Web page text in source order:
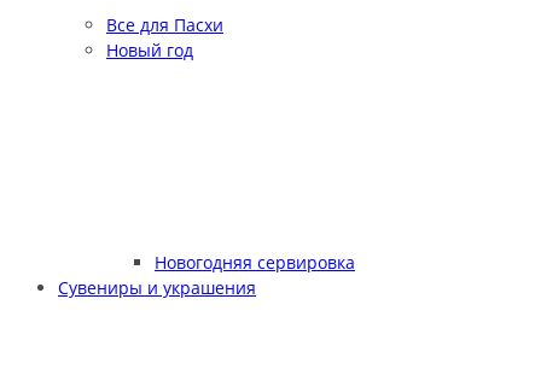
Все для Пасхи
Новый год
Новогодняя сервировка
Сувениры и украшения